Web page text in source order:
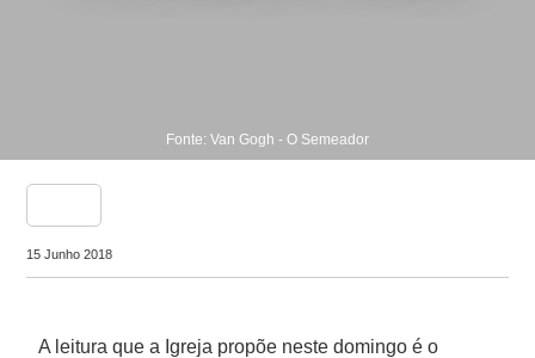
Fonte: Van Gogh - O Semeador
15 Junho 2018
A leitura que a Igreja propõe neste domingo é o